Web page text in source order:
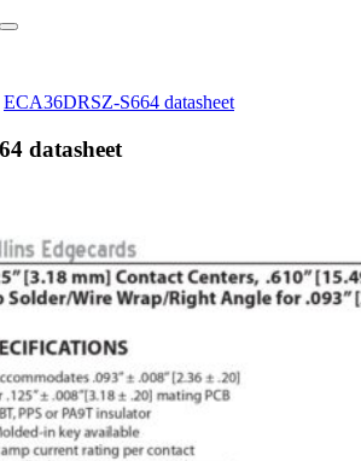
ECA36DRSZ-S664 datasheet
datasheet